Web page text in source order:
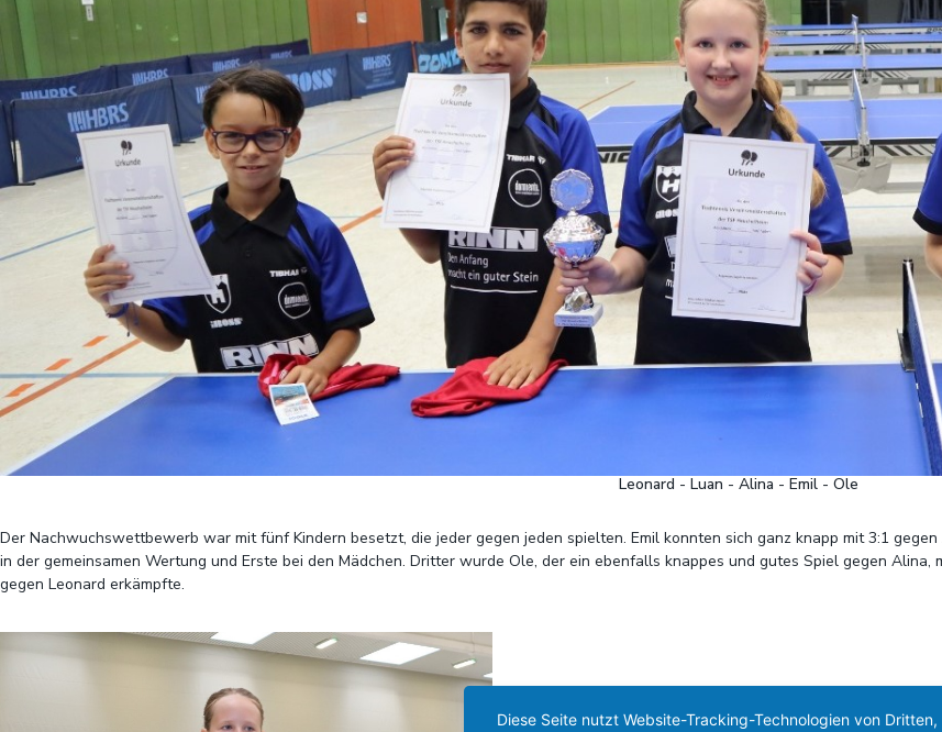
Leonard - Luan - Alina - Emil - Ole
Der Nachwuchswettbewerb war mit fünf Kindern besetzt, die jeder gegen jeden spielten. Emil konnten sich ganz knapp mit 3:1
in der gemeinsamen Wertung und Erste bei den Mädchen. Dritter wurde Ole, der ein ebenfalls knappes und gutes Spiel gegen
gegen Leonard erkämpfte.
Diese Seite nutzt Website-Tracking-Technologien von Dritten,